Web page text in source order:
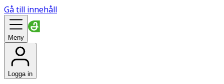
Gå till innehåll
Meny
Logga in